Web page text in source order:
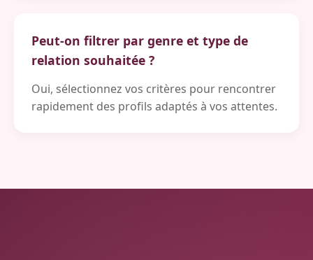
Peut-on filtrer par genre et type de
relation souhaitée ?
Oui, sélectionnez vos critères pour rencontrer
rapidement des profils adaptés à vos attentes.